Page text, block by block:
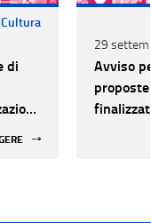
di
29
Avviso